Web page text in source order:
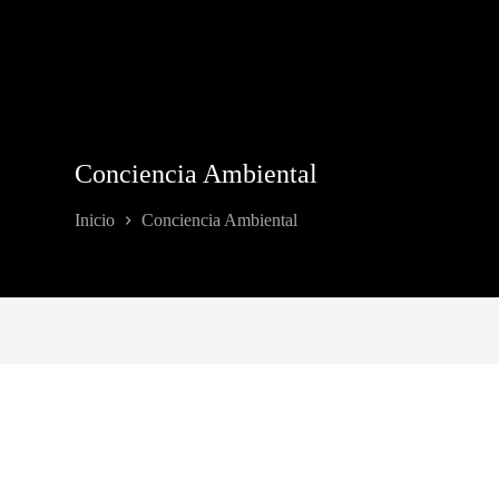
Conciencia Ambiental
Inicio Conciencia Ambiental